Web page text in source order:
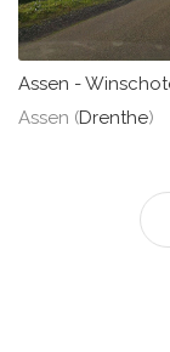
Assen -
Assen (Drenthe)